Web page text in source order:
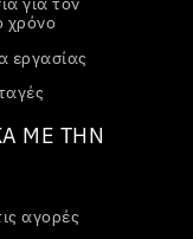
χρόνο
εργασίας
ΜΕ ΤΗΝ
αγορές